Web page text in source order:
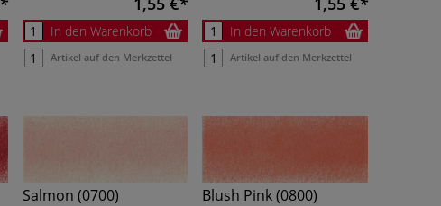
In den Warenkorb
Artikel auf den Merkzettel
In den Warenkorb
Artikel auf den Merkzettel
Salmon (0700) Blush Pink (0800)